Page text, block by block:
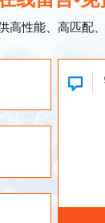
高性能、高匹配